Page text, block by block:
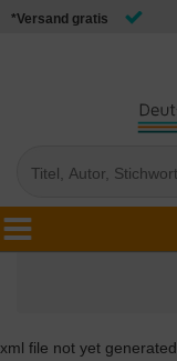
*Versand gratis
xml file not yet generated